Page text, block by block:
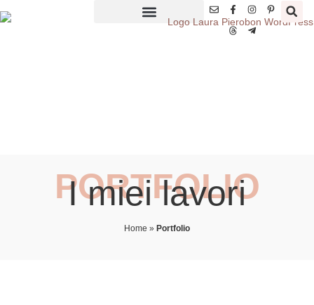
PORTFOLIO
I miei lavori
Home » Portfolio